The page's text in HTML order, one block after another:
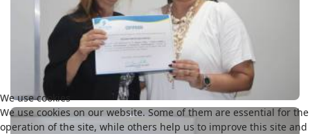
We use cookies
We use cookies on our website. Some of them are essential for the
operation of the site, while others help us to improve this site and